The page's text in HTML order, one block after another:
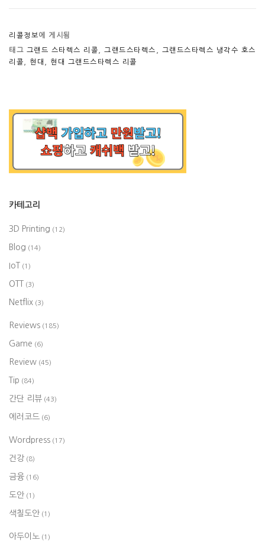
리콜정보에 게시됨
태그 그랜드 스타렉스 리콜 그랜드스타렉스
그랜드스타렉스 냉각수 호스
리콜
현대 현대 그랜드스타렉스 리콜
카테고리
3D Printing (12)
Blog (14)
IoT (1)
OTT (3)
Netflix (3)
Reviews (185)
Game (6)
Review (45)
Tip (84)
간단 리뷰 (43)
에러코드 (6)
Wordpress (17)
건강 (8)
금융 (16)
도안 (1)
색칠도안 (1)
아두이노 (1)